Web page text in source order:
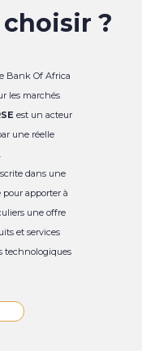
?
Bank Of Africa
les marchés
est un acteur
une réelle
dans une
apporter à
une offre
et services
technologiques